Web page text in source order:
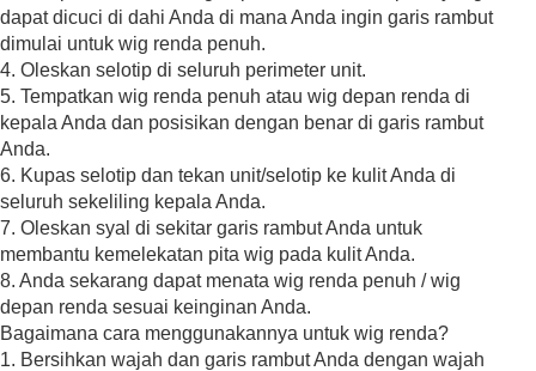
dapat dicuci di dahi Anda di mana Anda ingin garis rambut
dimulai untuk wig renda penuh.
4. Oleskan selotip di seluruh perimeter unit.
5. Tempatkan wig renda penuh atau wig depan renda di
kepala Anda dan posisikan dengan benar di garis rambut
Anda.
6. Kupas selotip dan tekan unit/selotip ke kulit Anda di
seluruh sekeliling kepala Anda.
7. Oleskan syal di sekitar garis rambut Anda untuk
membantu kemelekatan pita wig pada kulit Anda.
8. Anda sekarang dapat menata wig renda penuh / wig
depan renda sesuai keinginan Anda.
Bagaimana cara menggunakannya untuk wig renda?
1. Bersihkan wajah dan garis rambut Anda dengan wajah